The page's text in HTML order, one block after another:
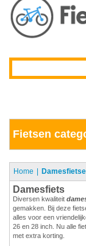
Fietsen
Home
Damesfiets
Diversen kwaliteit
gemakken. Bij deze
alles voor een
26 en 28 inch. Nu alle
met extra korting.